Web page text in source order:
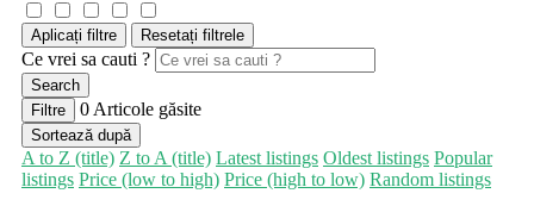
Aplicați filtre Resetați filtrele
Ce vrei sa cauti ?
Search
Filtre
0 Articole găsite
Sortează după
A to Z (title) Z to A (title) Latest listings Oldest listings Popular
listings Price (low to high) Price (high to low) Random listings